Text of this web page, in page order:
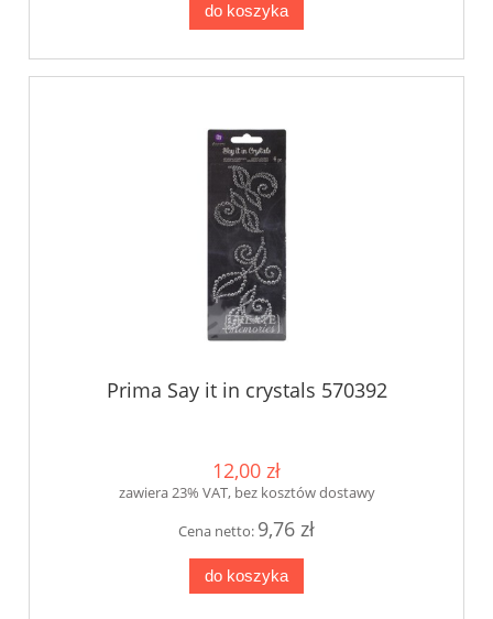
do koszyka
Prima Say it in crystals 570392
12,00 zł
zawiera 23% VAT, bez kosztów dostawy
Cena netto: 9,76 zł
do koszyka